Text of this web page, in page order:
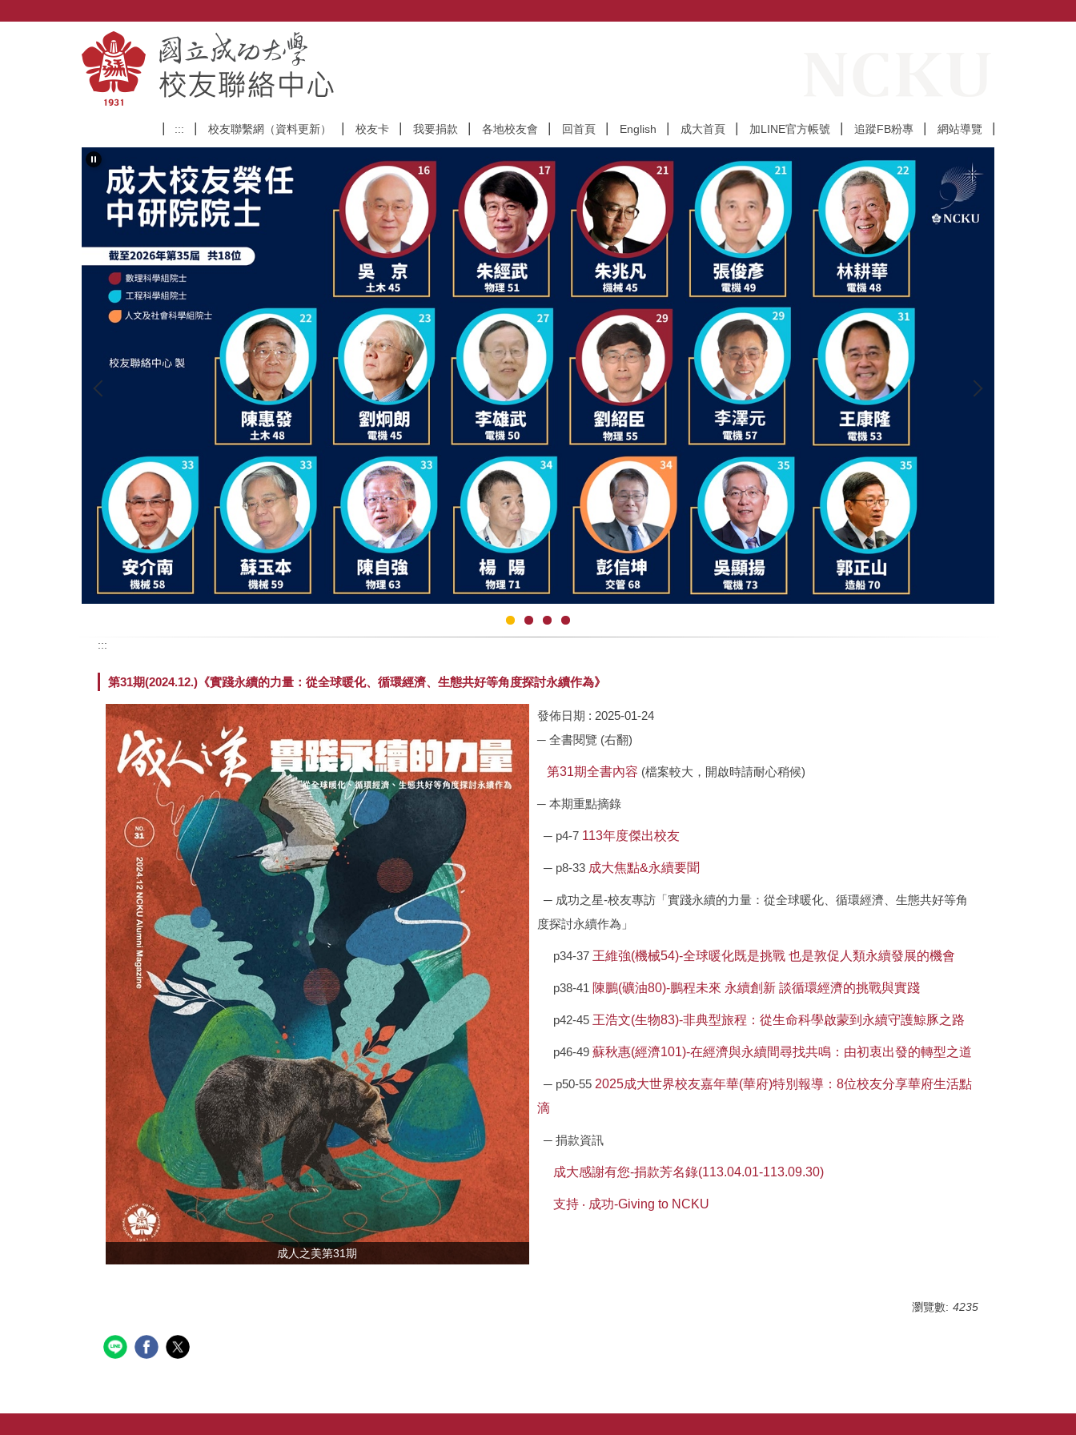
:::
校友聯繫網（資料更新） 校友卡 我要捐款 各地校友會 回首頁 English 成大首頁 加LINE官方帳號 追蹤FB粉專 網站導覽
:::
第31期(2024.12.)《實踐永續的力量：從全球暖化、循環經濟、生態共好等角度探討永續作為》
成人之美第31期
發佈日期 : 2025-01-24
─ 全書閱覽 (右翻)
第31期全書內容 (檔案較大，開啟時請耐心稍候)
─ 本期重點摘錄
─ p4-7 113年度傑出校友
─ p8-33 成大焦點&永續要聞
─ 成功之星-校友專訪「實踐永續的力量：從全球暖化、循環經濟、生態共好等角
度探討永續作為」
p34-37 王維強(機械54)-全球暖化既是挑戰 也是敦促人類永續發展的機會
p38-41 陳鵬(礦油80)-鵬程未來 永續創新 談循環經濟的挑戰與實踐
p42-45 王浩文(生物83)-非典型旅程：從生命科學啟蒙到永續守護鯨豚之路
p46-49 蘇秋惠(經濟101)-在經濟與永續間尋找共鳴：由初衷出發的轉型之道
─ p50-55 2025成大世界校友嘉年華(華府)特別報導：8位校友分享華府生活點
滴
─ 捐款資訊
成大感謝有您-捐款芳名錄(113.04.01-113.09.30)
支持 ‧ 成功-Giving to NCKU
瀏覽數: 4235